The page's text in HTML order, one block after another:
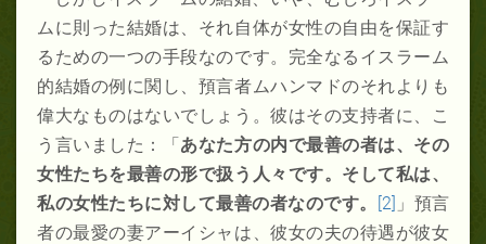
ムに則った結婚は、それ自体が女性の自由を保証す
るための一つの手段なのです。完全なるイスラーム
的結婚の例に関し、預言者ムハンマドのそれよりも
偉大なものはないでしょう。彼はその支持者に、こ
う言いました：「あなた方の内で最善の者は、その
女性たちを最善の形で扱う人々です。そして私は、
私の女性たちに対して最善の者なのです。
[2] 」預言
者の最愛の妻アーイシャは、彼女の夫の待遇が彼女